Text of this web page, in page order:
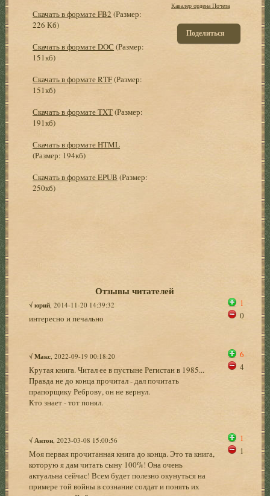
Скачать в формате FB2 (Размер:
226 Кб)
Скачать в формате DOC (Размер:
151кб)
Скачать в формате RTF(Размер:
151кб)
Скачать в формате TXT(Размер:
191кб)
Скачать в формате HTML
(Размер: 194кб)
Скачать в формате EPUB (Размер:
250кб)
Кавалер ордена Почета
Поделиться
Отзывы читателей
√юрий , 2014-11-20 14:39:32
интересно и печально
1
0
√Макс , 2022-09-19 00:18:20
Крутая книга. Читал ее в пустыне Регистан в 1985...
Правда не до конца прочитал - дал почитать
прапорщику Реброву, он не вернул.
Кто знает - тот понял.
6
4
√ Антон , 2023-03-08 15:00:56
Моя первая прочитанная книга до конца. Это та книга,
которую я дам читать сыну 100%! Она очень
актуальна сейчас! Всем будет полезно окунуться на
примере той войны в сознание солдат и понять их
1
1